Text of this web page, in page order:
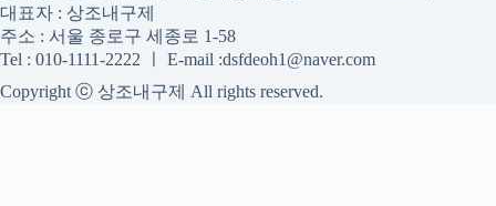
대표자 : 상조내구제
주소 : 서울 종로구 세종로 1-58
Tel : 010-1111-2222 ㅣ E-mail :dsfdeoh1@naver.com
Copyright ⓒ 상조내구제 All rights reserved.